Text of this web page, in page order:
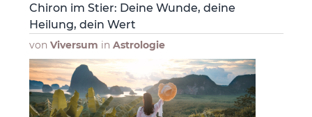
Chiron im Stier: Deine Wunde, deine
Heilung, dein Wert
von Viversum in Astrologie